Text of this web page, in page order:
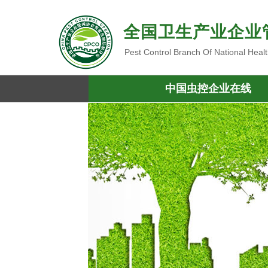
全国卫生产业企
Pest Control Branch Of National
中国虫控企业在线